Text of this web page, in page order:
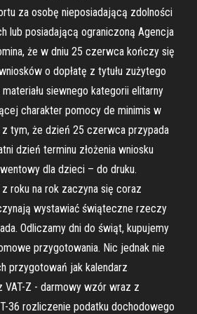
za osobę nieposiadającą zdolności
lub posiadającą ograniczoną Agencja
że w dniu 25 czerwca kończy się
o dopłatę z tytułu zużytego
siewnego kategorii elitarny
charakter pomocy de minimis w
tym, że dzień 25 czerwca przypada
dzień terminu złożenia wniosku
dla dzieci – do druku.
roku na rok zaczyna się coraz
wystawiać świąteczne rzeczy
Odliczamy dni do świąt, kupujemy
przygotowania. Nic jednak nie
przygotowań jak kalendarz
VAT-Z - darmowy wzór wraz z
36 rozliczenie podatku dochodowego